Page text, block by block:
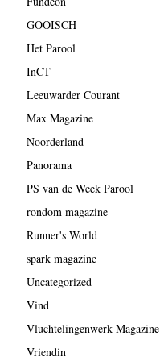
GOOISCH
Het Parool
InCT
Leeuwarder Courant
Max Magazine
Noorderland
Panorama
PS van de Week Parool
rondom magazine
Runner's World
spark magazine
Uncategorized
Vind
Vluchtelingenwerk Magazine
Vriendin